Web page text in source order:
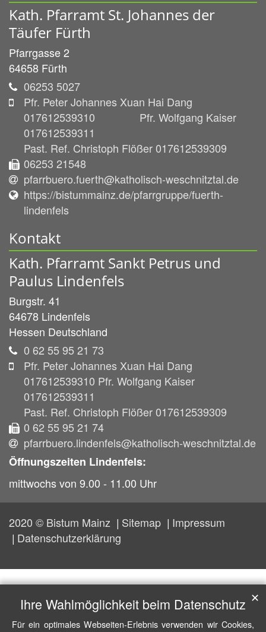
Kath. Pfarramt St. Johannes der
Täufer Fürth
Pfarrgasse 2
64658 Fürth
06253 5027
Pfr. Peter Johannes Xuan Hai Dang
017612539310 Pfr. Wolfgang Kaiser
017612539311
Past. Ref. Christoph Flößer 017612539309
06253 21548
pfarrbuero.fuerth@katholisch-weschnitztal.de
https://bistummainz.de/pfarrgruppe/fuerth-
lindenfels
Kontakt
Kath. Pfarramt Sankt Petrus und
Paulus Lindenfels
Burgstr. 41
64678 Lindenfels
Hessen Deutschland
0 62 55 95 21 73
Pfr. Peter Johannes Xuan Hai Dang
017612539310 Pfr. Wolfgang Kaiser
017612539311
Past. Ref. Christoph Flößer 017612539309
0 62 55 95 21 74
pfarrbuero.lindenfels@katholisch-weschnitztal.de
Öffnungszeiten Lindenfels:
mittwochs von 9.00 - 11.00 Uhr
2020 © Bistum Mainz Sitemap
Impressum
Datenschutzerklärung
Ihre Wahlmöglichkeit beim Datenschutz
Für ein optimales Webseiten-Erlebnis verwenden wir Cookies,
✕